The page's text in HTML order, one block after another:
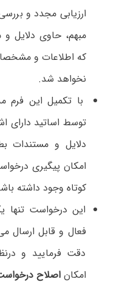
ارزیابی مجدد و
مبهم، حاوی دلایل
که اطلاعات و
نخواهد شد.
با تکمیل این
توسط اساتید دارای
دلایل و مستندات
امکان پیگیری
کوتاه وجود داشته
این درخواست تنها
فعال و قابل ارسال
دقت فرمایید و
امکان اصلاح